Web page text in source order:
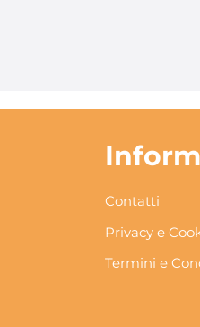
Contatti
Privacy e
Termini e